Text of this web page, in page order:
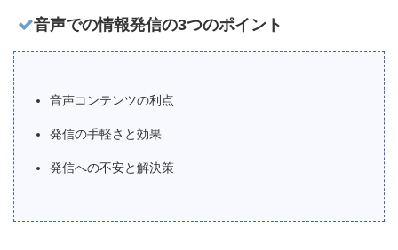
音声での情報発信の3つのポイント
音声コンテンツの利点
発信の手軽さと効果
発信への不安と解決策